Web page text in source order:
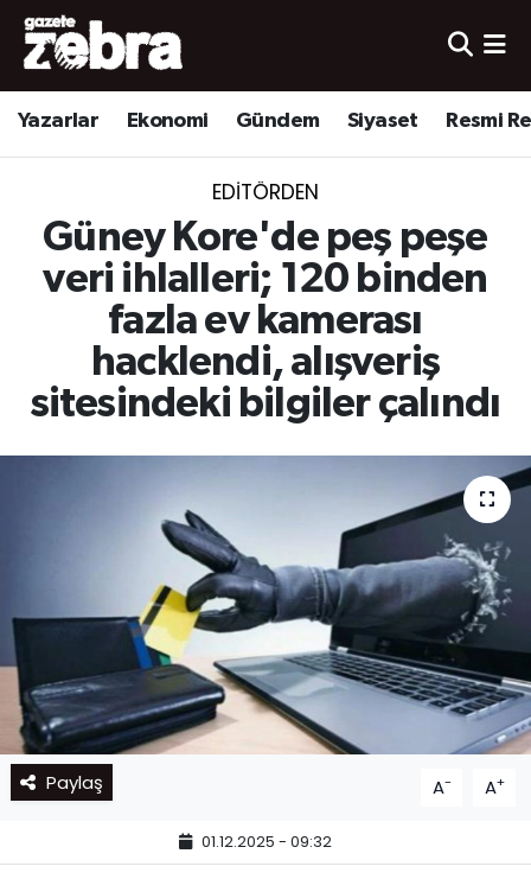
Yazarlar Ekonomi Gündem Siyaset Resmi
EDITÖRDEN
Güney Kore'de peş peşe
veri ihlalleri; 120 binden
fazla ev kamerası
hacklendi, alışveriş
sitesindeki bilgiler çalındı
Paylaş A- A+
01.12.2025 - 09:32
Yazarlar
Ekonomi
Yerel
Spor
Nöbetçi Eczaneler
Hava Durumu
Süper Lig Puan Durumu ve Fikstür
Tüm Manşetler
Son Dakika Haberleri
Haber Arşivi